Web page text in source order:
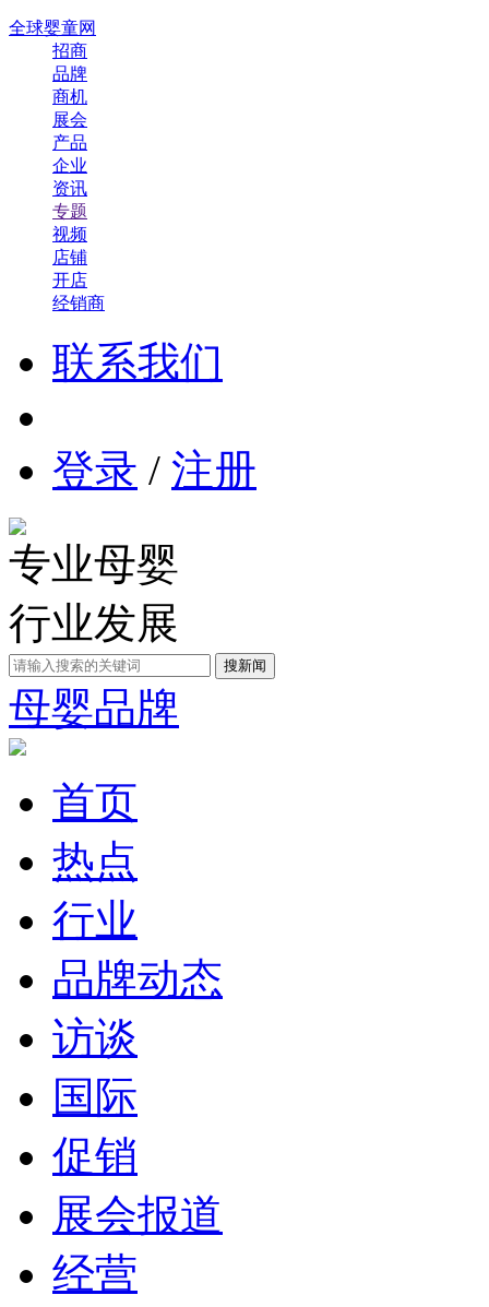
全球婴童网
招商
品牌
商机
展会
产品
企业
资讯
专题
视频
店铺
开店
经销商
联系我们
登录 / 注册
专业母婴
行业发展
母婴品牌
首页
热点
行业
品牌动态
访谈
国际
促销
展会报道
经营